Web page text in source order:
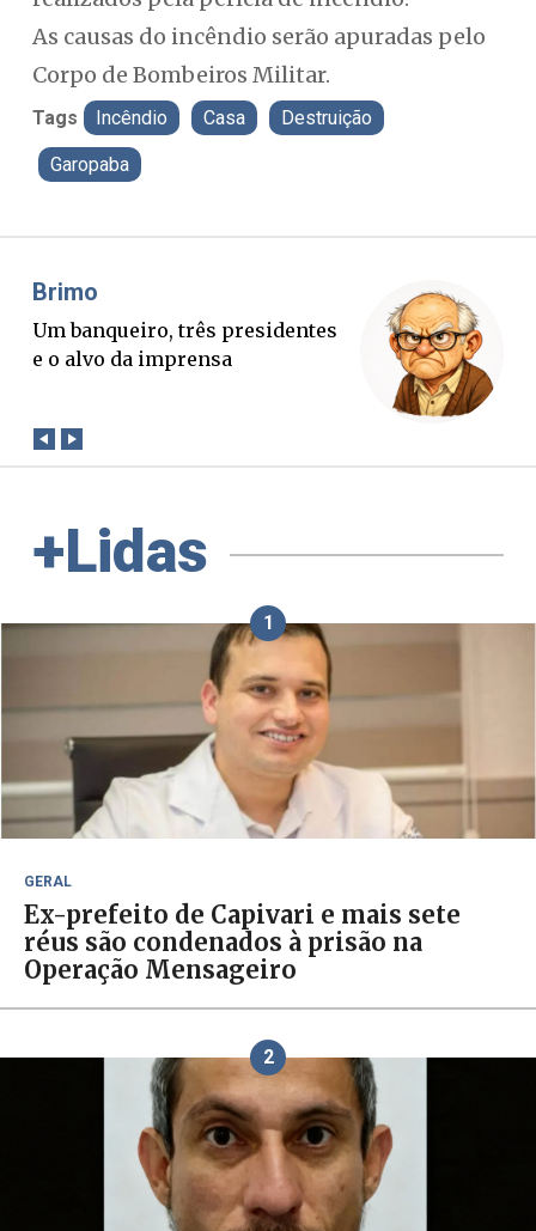
As causas do incêndio serão apuradas pelo
Corpo de Bombeiros Militar.
Tags Incêndio Casa Destruição
Garopaba
Misael Elias
O Boato corre mais rápido que a
verdade. Mas quem paga a
+Lidas
1
GERAL
Ex-prefeito de Capivari e mais sete
réus são condenados à prisão na
Operação Mensageiro
2